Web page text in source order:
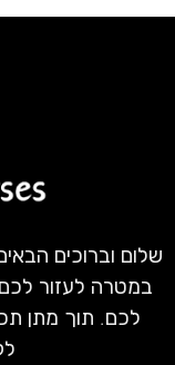
שלום וברוכים
במטרה לעזור לכם
לכם. תוך מתן